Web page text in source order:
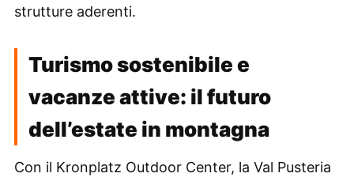
strutture aderenti.
Turismo sostenibile e
vacanze attive: il futuro
dell’estate in montagna
Con il Kronplatz Outdoor Center, la Val Pusteria